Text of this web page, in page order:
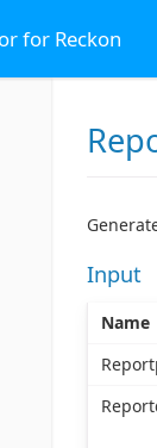
for Reckon
Input
Name